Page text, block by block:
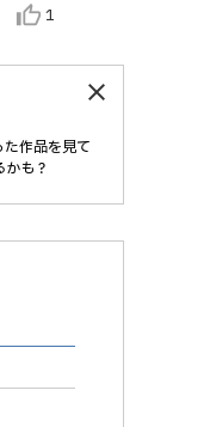
thumb_up_alt 1
作品を見て
も？
close